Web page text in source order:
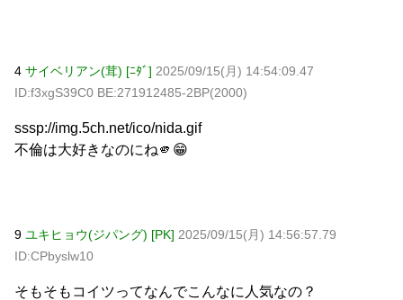
4 サイベリアン(茸) [ﾆﾀﾞ] 2025/09/15(月) 14:54:09.47
ID:f3xgS39C0 BE:271912485-2BP(2000)
sssp://img.5ch.net/ico/nida.gif
不倫は大好きなのにね🫵😁
9 ユキヒョウ(ジパング) [PK] 2025/09/15(月) 14:56:57.79
ID:CPbyslw10
そもそもコイツってなんでこんなに人気なの？